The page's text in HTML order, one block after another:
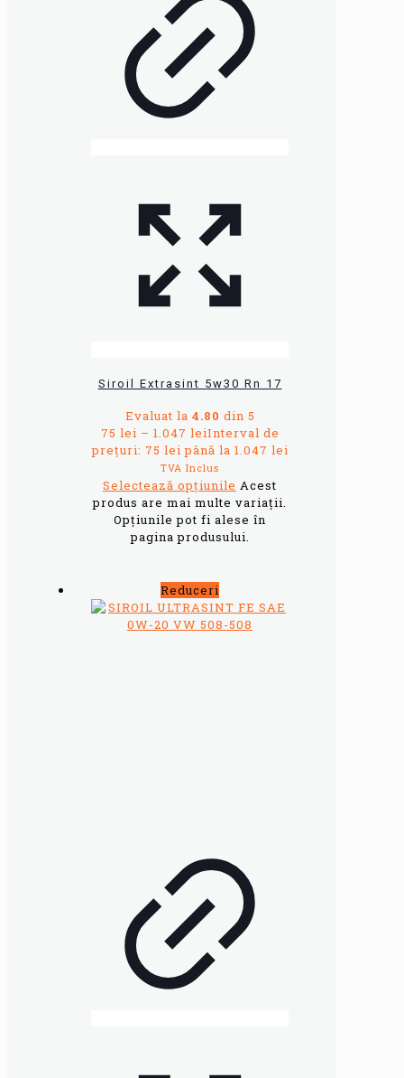
Siroil Extrasint 5w30 Rn 17
Evaluat la 4.80 din 5
75 lei – 1.047 leiInterval de
prețuri: 75 lei până la 1.047 lei
TVA Inclus
Selectează opțiunile Acest
produs are mai multe variații.
Opțiunile pot fi alese în
pagina produsului.
Reduceri